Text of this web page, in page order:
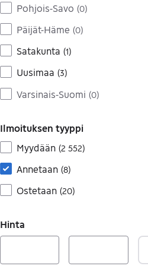
Pohjois-Savo (0)
Päijät-Häme (0)
Satakunta (1)
Uusimaa (3)
Varsinais-Suomi (0)
Ilmoituksen tyyppi
Myydään (2 552)
Annetaan (8)
Ostetaan (20)
Hinta